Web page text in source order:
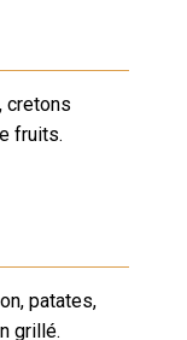
cretons
fruits.
patates,
grillé.